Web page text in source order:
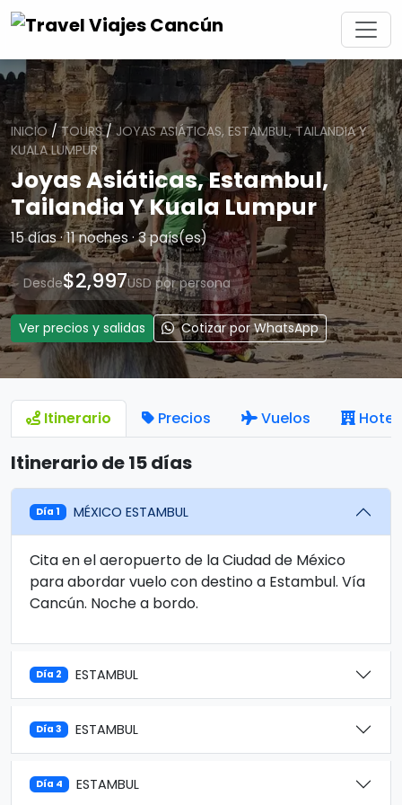
INICIO/TOURS/JOYAS ASIÁTICAS, ESTAMBUL, TAILANDIA Y
KUALA LUMPUR
Joyas Asiáticas, Estambul,
Tailandia Y Kuala Lumpur
15 días · 11 noches · 3 país(es)
Desde$2,997USD por persona
Ver precios y salidas Cotizar por WhatsApp
Itinerario Precios Vuelos
Itinerario de 15 días
Día 1 MÉXICO ESTAMBUL
Cita en el aeropuerto de la Ciudad de México
para abordar vuelo con destino a Estambul. Vía
Cancún. Noche a bordo.
Día 2 ESTAMBUL
Día 3 ESTAMBUL
Día 4 ESTAMBUL